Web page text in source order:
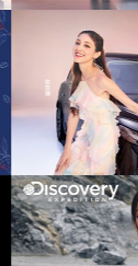
提供音乐版权